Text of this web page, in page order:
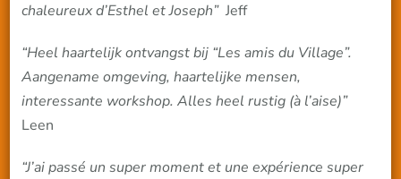
chaleureux d’Esthel et Joseph” Jeff
“Heel haartelijk ontvangst bij “Les amis du Village”.
Aangename omgeving, haartelijke mensen,
interessante workshop. Alles heel rustig (à l’aise)”
Leen
“J’ai passé un super moment et une expérience super